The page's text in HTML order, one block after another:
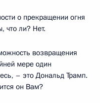
о прекращении огня
что ли? Нет.
возвращения
мере один
– это Дональд Трамп.
он Вам?